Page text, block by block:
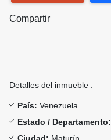
Compartir
Detalles del inmueble :
País: Venezuela
Estado / Departamento: